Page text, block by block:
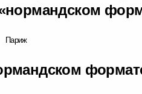
Париж